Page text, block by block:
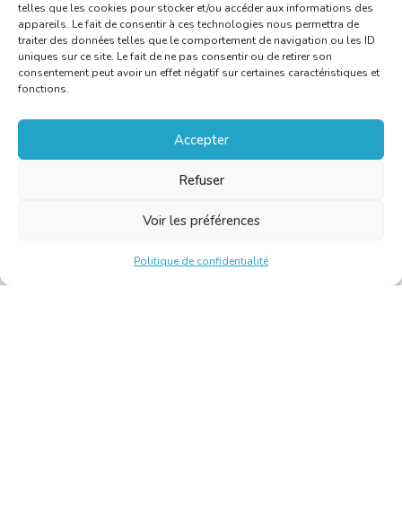
telles que les cookies pour stocker et/ou accéder aux informations des
appareils. Le fait de consentir à ces technologies nous permettra de
traiter des données telles que le comportement de navigation ou les ID
uniques sur ce site. Le fait de ne pas consentir ou de retirer son
consentement peut avoir un effet négatif sur certaines caractéristiques et
fonctions.
Accepter
Refuser
Voir les préférences
Politique de confidentialité